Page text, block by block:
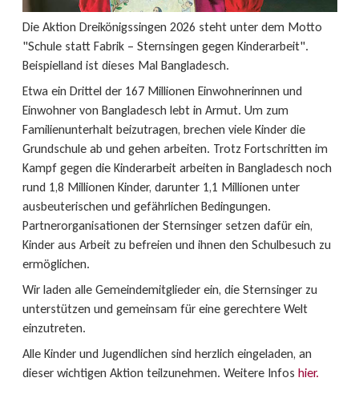
Die Aktion Dreikönigssingen 2026 steht unter dem Motto
"Schule statt Fabrik – Sternsingen gegen Kinderarbeit".
Beispielland ist dieses Mal Bangladesch.
Etwa ein Drittel der 167 Millionen Einwohnerinnen und
Einwohner von Bangladesch lebt in Armut. Um zum
Familienunterhalt beizutragen, brechen viele Kinder die
Grundschule ab und gehen arbeiten. Trotz Fortschritten im
Kampf gegen die Kinderarbeit arbeiten in Bangladesch noch
rund 1,8 Millionen Kinder, darunter 1,1 Millionen unter
ausbeuterischen und gefährlichen Bedingungen.
Partnerorganisationen der Sternsinger setzen dafür ein,
Kinder aus Arbeit zu befreien und ihnen den Schulbesuch zu
ermöglichen.
Wir laden alle Gemeindemitglieder ein, die Sternsinger zu
unterstützen und gemeinsam für eine gerechtere Welt
einzutreten.
Alle Kinder und Jugendlichen sind herzlich eingeladen, an
dieser wichtigen Aktion teilzunehmen. Weitere Infos hier.